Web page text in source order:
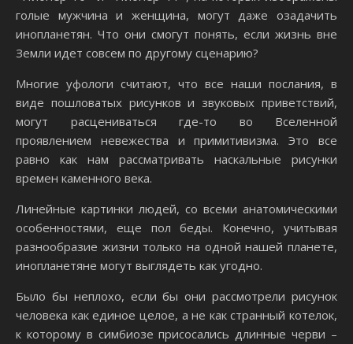
голые мужчина и женщина, могут даже озадачить
инопланетян. Что они смогут понять, если жизнь вне
Земли идет совсем по другому сценарию?
Многие уфологи считают, что все наши послания, в
виде пошловатых рисунков и звуковых приветствий,
могут расцениваться где-то во Вселенной
проявлением невежества и примитивизма. Это все
равно как нам рассматривать наскальные рисунки
времен каменного века.
Линейные картинки людей, со всеми анатомическими
особенностями, еще пол беды. Конечно, учитывая
разнообразие жизни только на одной нашей планете,
инопланетяне могут выглядеть как угодно.
Было бы неплохо, если бы они рассмотрели рисунок
человека как единое целое, а не как странный котелок,
к которому в симбиозе присосались длинные черви –